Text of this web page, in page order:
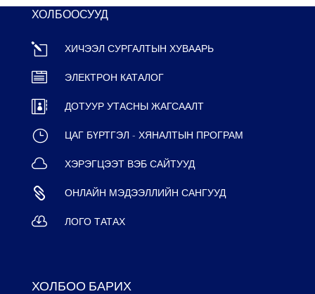
ХОЛБООСУУД
l ХИЧЭЭЛ СУРГАЛТЫН ХУВААРЬ
 ЭЛЕКТРОН КАТАЛОГ
 ДОТУУР УТАСНЫ ЖАГСААЛТ
} ЦАГ БҮРТГЭЛ - ХЯНАЛТЫН ПРОГРАМ
 ХЭРЭГЦЭЭТ ВЭБ САЙТУУД
 ОНЛАЙН МЭДЭЭЛЛИЙН САНГУУД
 ЛОГО ТАТАХ
ХОЛБОО БАРИХ